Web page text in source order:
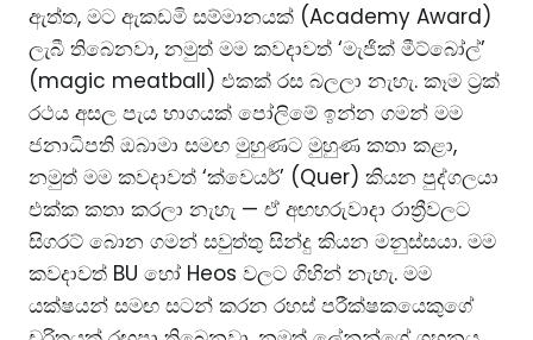
ඇත්ත, මට ඇකඩමි සම්මානයක් (Academy Award)
ලැබී තිබෙනවා, නමුත් මම කවදාවත් ‘මැජික් මීට්බෝල්’
(magic meatball) එකක් රස බලලා නැහැ. කෑම ට්‍රක්
රථය අසල පැය භාගයක් පෝලිමේ ඉන්න ගමන් මම
ජනාධිපති ඔබාමා සමඟ මුහුණට මුහුණ කතා කළා,
නමුත් මම කවදාවත් ‘ක්වෙයර්’ (Quer) කියන පුද්ගලයා
එක්ක කතා කරලා නැහැ — ඒ අඟහරුවාදා රාත්‍රීවලට
සිගරට් බොන ගමන් සවුත්තු සින්දු කියන මනුස්සයා. මම
කවදාවත් BU හෝ Heos වලට ගිහින් නැහැ. මම
යක්ෂයන් සමඟ සටන් කරන රහස් පරීක්ෂකයෙකුගේ